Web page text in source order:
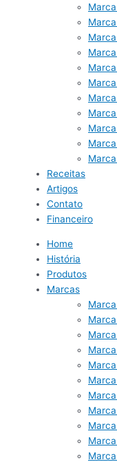
Marca
Receitas
Artigos
Contato
Financeiro
Home
História
Produtos
Marcas
Marca